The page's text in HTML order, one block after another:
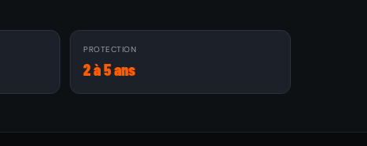
PROTECTION
2 à 5 ans